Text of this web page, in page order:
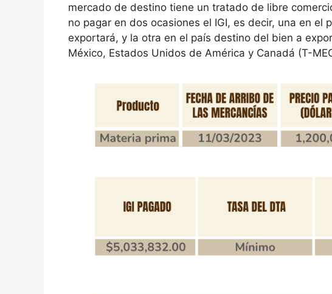
mercado de destino tiene un tratado de libre
no pagar en dos ocasiones el IGI, es decir, una en
exportará, y la otra en el país destino del bien a
México, Estados Unidos de América y Canadá (T-